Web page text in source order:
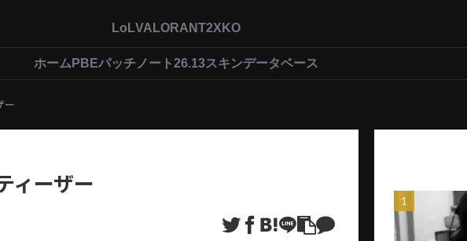
LoLVALORANT2XKO
ホーム PBEパッチノート26.13スキンデータベース
ー
ィーザー